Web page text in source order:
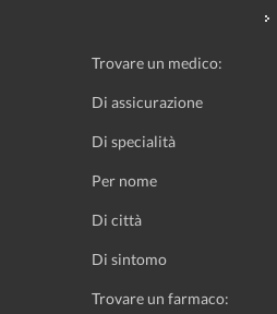
Trovare un medico:
Di assicurazione
Di specialità
Per nome
Di città
Di sintomo
Trovare un farmaco: